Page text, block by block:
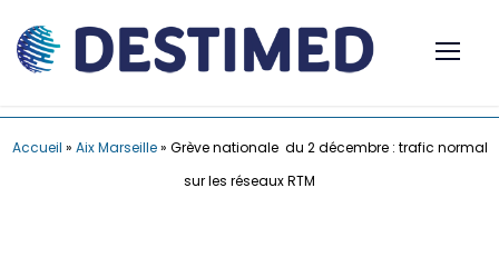
Accueil » Aix Marseille» Grève nationale du 2 décembre : trafic normal
sur les réseaux RTM